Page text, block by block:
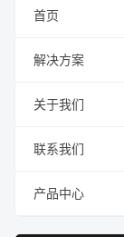
首页
解决方案
关于我们
联系我们
产品中心